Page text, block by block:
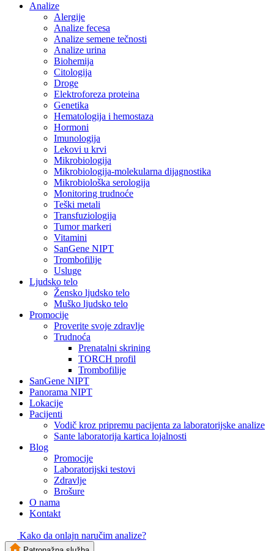
Analize
Alergije
Analize fecesa
Analize semene tečnosti
Analize urina
Biohemija
Citologija
Droge
Elektroforeza proteina
Genetika
Hematologija i hemostaza
Hormoni
Imunologija
Lekovi u krvi
Mikrobiologija
Mikrobiologija-molekularna dijagnostika
Mikrobiološka serologija
Monitoring trudnoće
Teški metali
Transfuziologija
Tumor markeri
Vitamini
SanGene NIPT
Trombofilije
Usluge
Ljudsko telo
Žensko ljudsko telo
Muško ljudsko telo
Promocije
Proverite svoje zdravlje
Trudnoća
Prenatalni skrining
TORCH profil
Trombofilije
SanGene NIPT
Panorama NIPT
Lokacije
Pacijenti
Vodič kroz pripremu pacijenta za laboratorijske analize
Sante laboratorija kartica lojalnosti
Blog
Promocije
Laboratorijski testovi
Zdravlje
Brošure
O nama
Kontakt
Kako da onlajn naručim analize?